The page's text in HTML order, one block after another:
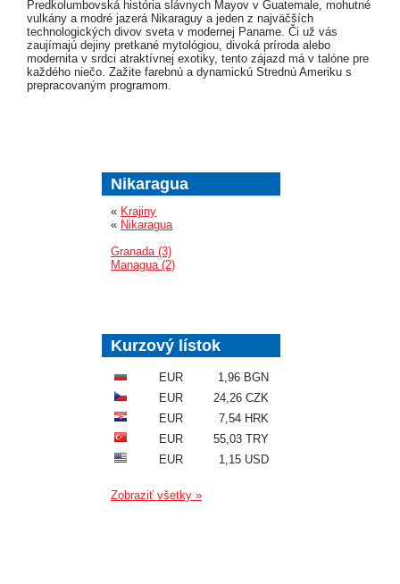
Predkolumbovská história slávnych Mayov v Guatemale, mohutné
vulkány a modré jazerá Nikaraguy a jeden z najväčších
technologických divov sveta v modernej Paname. Či už vás
zaujímajú dejiny pretkané mytológiou, divoká príroda alebo
modernita v srdci atraktívnej exotiky, tento zájazd má v talóne pre
každého niečo. Zažite farebnú a dynamickú Strednú Ameriku s
prepracovaným programom.
Nikaragua
« Krajiny
« Nikaragua
Granada (3)
Managua (2)
Kurzový lístok
EUR
1,96 BGN
EUR
24,26 CZK
EUR
7,54 HRK
EUR
55,03 TRY
EUR
1,15 USD
Zobraziť všetky »